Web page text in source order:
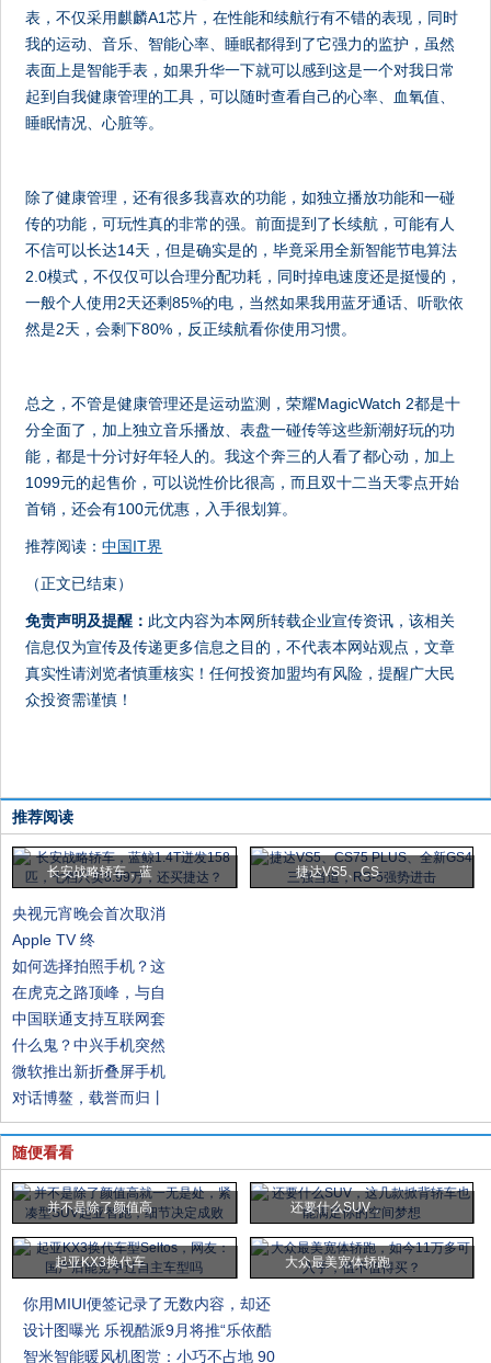
表，不仅采用麒麟A1芯片，在性能和续航行有不错的表现，同时
我的运动、音乐、智能心率、睡眠都得到了它强力的监护，虽然
表面上是智能手表，如果升华一下就可以感到这是一个对我日常
起到自我健康管理的工具，可以随时查看自己的心率、血氧值、
睡眠情况、心脏等。
除了健康管理，还有很多我喜欢的功能，如独立播放功能和一碰
传的功能，可玩性真的非常的强。前面提到了长续航，可能有人
不信可以长达14天，但是确实是的，毕竟采用全新智能节电算法
2.0模式，不仅仅可以合理分配功耗，同时掉电速度还是挺慢的，
一般个人使用2天还剩85%的电，当然如果我用蓝牙通话、听歌依
然是2天，会剩下80%，反正续航看你使用习惯。
总之，不管是健康管理还是运动监测，荣耀MagicWatch 2都是十
分全面了，加上独立音乐播放、表盘一碰传等这些新潮好玩的功
能，都是十分讨好年轻人的。我这个奔三的人看了都心动，加上
1099元的起售价，可以说性价比很高，而且双十二当天零点开始
首销，还会有100元优惠，入手很划算。
推荐阅读：中国IT界
（正文已结束）
免责声明及提醒： 此文内容为本网所转载企业宣传资讯，该相关
信息仅为宣传及传递更多信息之目的，不代表本网站观点，文章
真实性请浏览者慎重核实！任何投资加盟均有风险，提醒广大民
众投资需谨慎！
推荐阅读
长安战略轿车，蓝 捷达VS5、CS
央视元宵晚会首次取消
Apple TV 终
如何选择拍照手机？这
在虎克之路顶峰，与自
中国联通支持互联网套
什么鬼？中兴手机突然
微软推出新折叠屏手机
对话博鳌，载誉而归丨
随便看看
并不是除了颜值高 还要什么SUV，
起亚KX3换代车 大众最美宽体轿跑
你用MIUI便签记录了无数内容，却还
设计图曝光 乐视酷派9月将推“乐依酷
智米智能暖风机图赏：小巧不占地 90